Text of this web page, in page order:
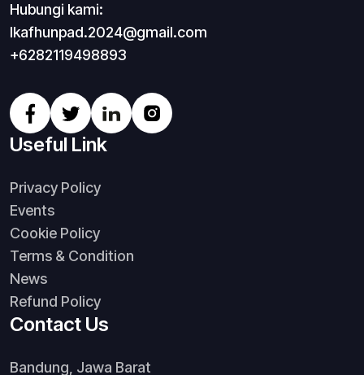
Hubungi kami:
Ikafhunpad.2024@gmail.com
+6282119498893
Useful Link
Privacy Policy
Events
Cookie Policy
Terms & Condition
News
Refund Policy
Contact Us
Bandung, Jawa Barat